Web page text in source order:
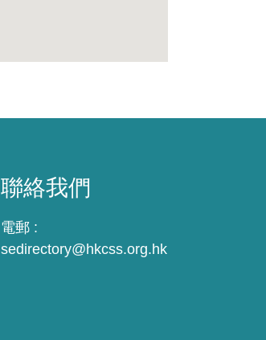
聯絡我們
電郵 :
sedirectory@hkcss.org.hk